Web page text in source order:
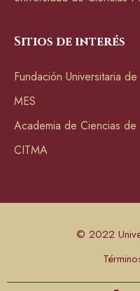
Sitios de interés
Fundación Universitaria
MES
Academia de Ciencias de
CITMA
© 2022